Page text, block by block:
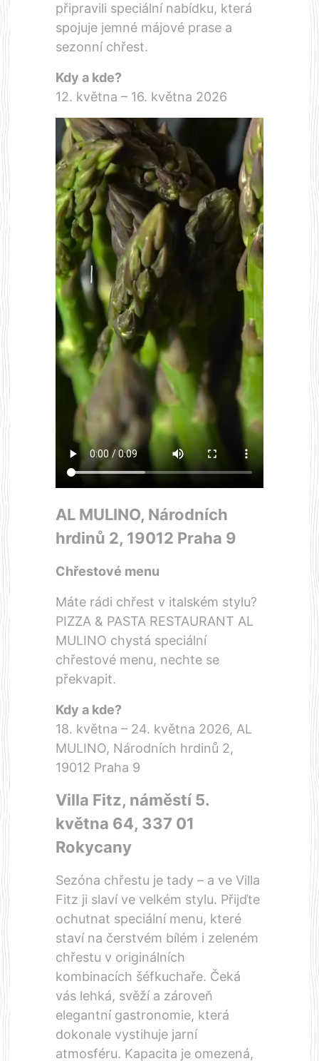
připravili speciální nabídku, která
spojuje jemné májové prase a
sezonní chřest.
Kdy a kde?
12. května – 16. května 2026
AL MULINO, Národních
hrdinů 2, 19012 Praha 9
Chřestové menu
Máte rádi chřest v italském stylu?
PIZZA & PASTA RESTAURANT AL
MULINO chystá speciální
chřestové menu, nechte se
překvapit.
Kdy a kde?
18. května – 24. května 2026, AL
MULINO, Národních hrdinů 2,
19012 Praha 9
Villa Fitz, náměstí 5.
května 64, 337 01
Rokycany
Sezóna chřestu je tady – a ve Villa
Fitz ji slaví ve velkém stylu. Přijďte
ochutnat speciální menu, které
staví na čerstvém bílém i zeleném
chřestu v originálních
kombinacích šéfkuchaře. Čeká
vás lehká, svěží a zároveň
elegantní gastronomie, která
dokonale vystihuje jarní
atmosféru. Kapacita je omezená,